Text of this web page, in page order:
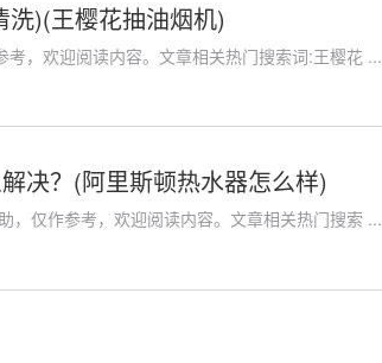
)(王樱花抽油烟机)
，欢迎阅读内容。文章相关热门搜索词:王樱花 ...
决？(阿里斯顿热水器怎么样)
，仅作参考，欢迎阅读内容。文章相关热门搜索 ...